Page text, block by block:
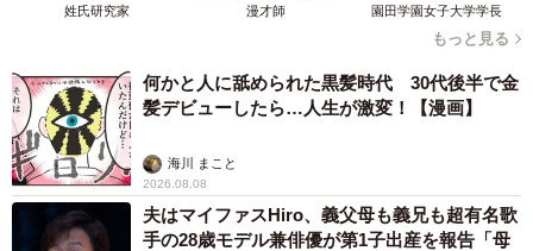
姓氏研究家 漫才師 園田学園女子大学学長
もっと見る
何かと人に舐められた黒髪時代 30代後半で金
髪デビューしたら…人生が激変！【漫画】
海川 まこと
2026.08.08
夫はマイファスHiro、義父母も義兄も超有名歌
手の28歳モデル兼俳優が第1子出産を報告「母